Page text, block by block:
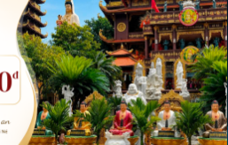
TOURIST. All rights reserved.
22970 | Tổng: 2863603